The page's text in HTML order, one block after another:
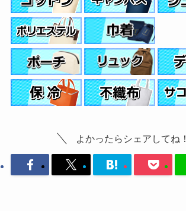
よかったらシェアしてね！